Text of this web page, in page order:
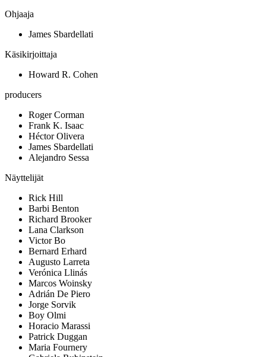
Ohjaaja
James Sbardellati
Käsikirjoittaja
Howard R. Cohen
producers
Roger Corman
Frank K. Isaac
Héctor Olivera
James Sbardellati
Alejandro Sessa
Näyttelijät
Rick Hill
Barbi Benton
Richard Brooker
Lana Clarkson
Victor Bo
Bernard Erhard
Augusto Larreta
Verónica Llinás
Marcos Woinsky
Adrián De Piero
Jorge Sorvik
Boy Olmi
Horacio Marassi
Patrick Duggan
Maria Fournery